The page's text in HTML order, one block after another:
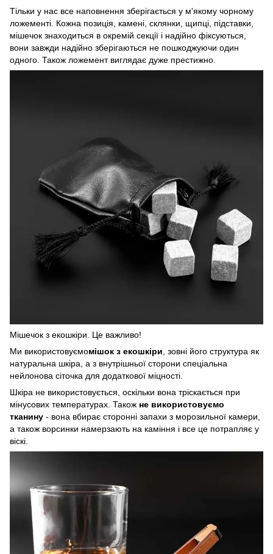
Тільки у нас все наповнення зберігається у м'якому чорному
ложементі. Кожна позиція, камені, склянки, щипці, підставки,
мішечок знаходиться в окремій секції і надійно фіксуються,
вони завжди надійно зберігаються не пошкоджуючи один
одного. Також ложемент виглядає дуже престижно.
Мішечок з екошкіри. Це важливо!
Ми використовуємомішок з екошкіри , зовні його структура як
натуральна шкіра, а з внутрішньої сторони спеціальна
нейлонова сіточка для додаткової міцності.
Шкіра не використовується, оскільки вона тріскається при
мінусових температурах. Також не використовуємо
тканину - вона вбирає сторонні запахи з морозильної камери,
а також ворсинки намерзають на каміння і все це потрапляє у
віскі.